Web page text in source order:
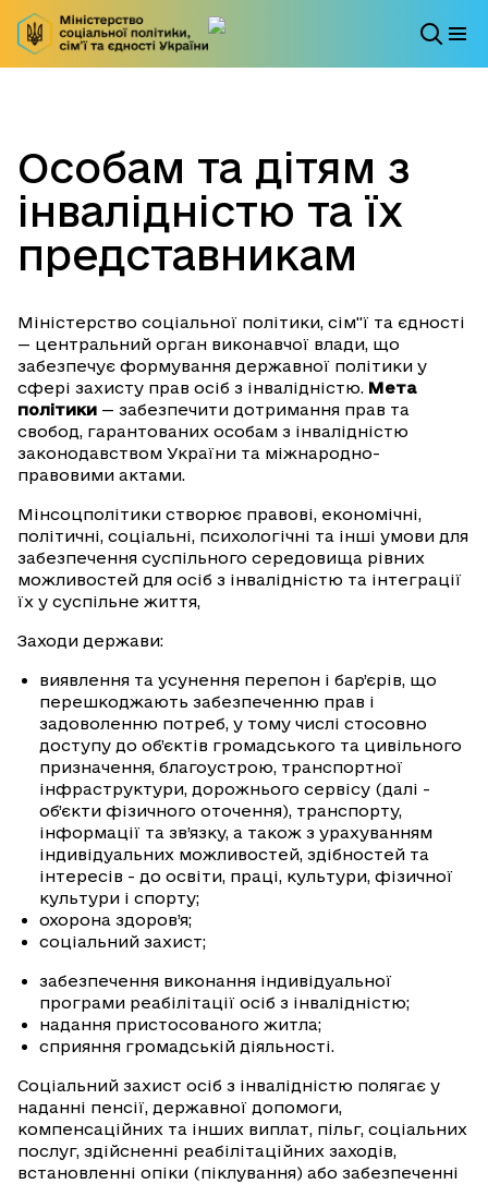
Особам та дітям з
інвалідністю та їх
представникам
Міністерство соціальної політики, сім"ї та єдності
— центральний орган виконавчої влади, що
забезпечує формування державної політики у
сфері захисту прав осіб з інвалідністю. Мета
політики — забезпечити дотримання прав та
свобод, гарантованих особам з інвалідністю
законодавством України та міжнародно-
правовими актами.
Мінсоцполітики створює правові, економічні,
політичні, соціальні, психологічні та інші умови для
забезпечення суспільного середовища рівних
можливостей для осіб з інвалідністю та інтеграції
їх у суспільне життя,
Заходи держави:
виявлення та усунення перепон і бар’єрів, що
перешкоджають забезпеченню прав і
задоволенню потреб, у тому числі стосовно
доступу до об’єктів громадського та цивільного
призначення, благоустрою, транспортної
інфраструктури, дорожнього сервісу (далі -
об’єкти фізичного оточення), транспорту,
інформації та зв’язку, а також з урахуванням
індивідуальних можливостей, здібностей та
інтересів - до освіти, праці, культури, фізичної
культури і спорту;
охорона здоров’я;
соціальний захист;
забезпечення виконання індивідуальної
програми реабілітації осіб з інвалідністю;
надання пристосованого житла;
сприяння громадській діяльності.
Соціальний захист осіб з інвалідністю полягає у
наданні пенсії, державної допомоги,
компенсаційних та інших виплат, пільг, соціальних
послуг, здійсненні реабілітаційних заходів,
встановленні опіки (піклування) або забезпеченні